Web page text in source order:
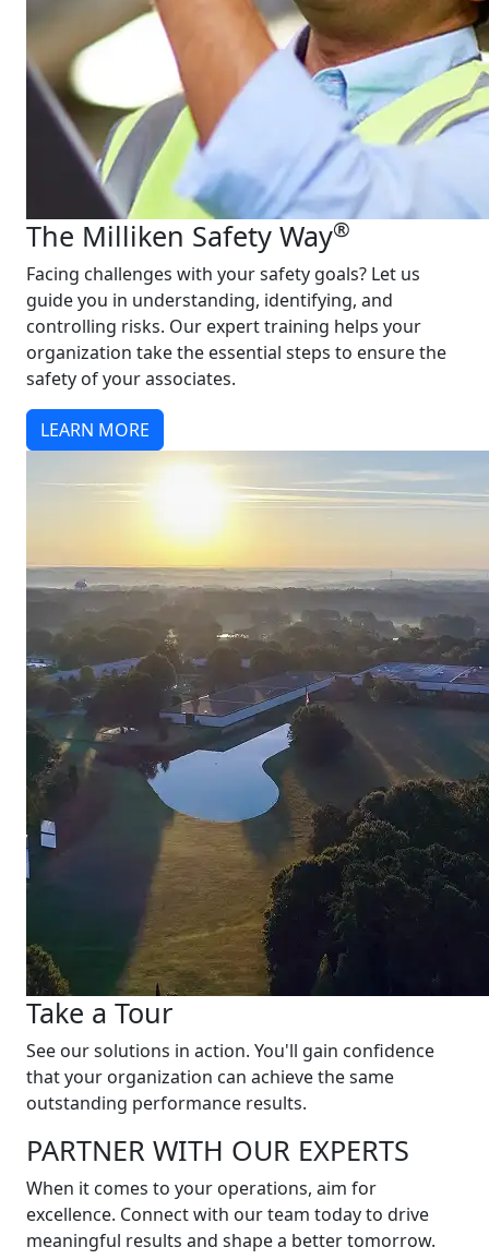
The Milliken Safety Way®
Facing challenges with your safety goals? Let us
guide you in understanding, identifying, and
controlling risks. Our expert training helps your
organization take the essential steps to ensure the
safety of your associates.
LEARN MORE
Take a Tour
See our solutions in action. You'll gain confidence
that your organization can achieve the same
outstanding performance results.
PARTNER WITH OUR EXPERTS
When it comes to your operations, aim for
excellence. Connect with our team today to drive
meaningful results and shape a better tomorrow.